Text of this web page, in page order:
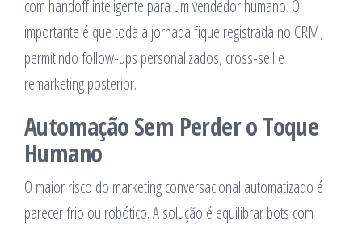
com handoff inteligente para um vendedor humano. O
importante é que toda a jornada fique registrada no CRM,
permitindo follow-ups personalizados, cross-sell e
remarketing posterior.
Automação Sem Perder o Toque
Humano
O maior risco do marketing conversacional automatizado é
parecer frio ou robótico. A solução é equilibrar bots com